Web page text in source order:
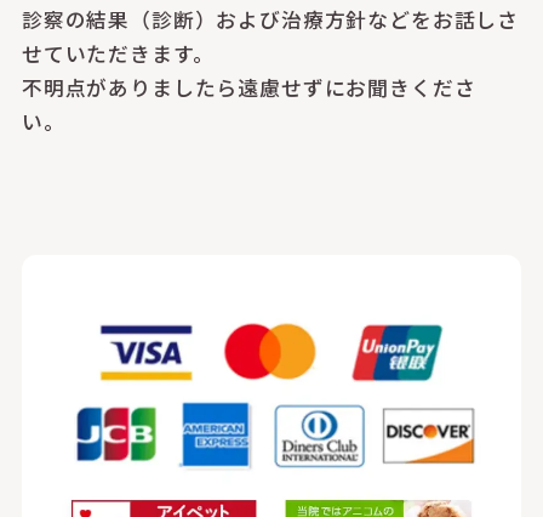
診察の結果（診断）および治療方針などをお話しさ
せていただきます。
不明点がありましたら遠慮せずにお聞きくださ
い。